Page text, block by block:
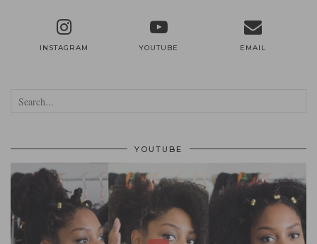
INSTAGRAM YOUTUBE EMAIL
YOUTUBE